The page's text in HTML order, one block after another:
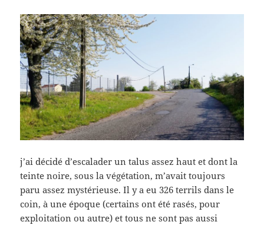
j’ai décidé d’escalader un talus assez haut et dont la
teinte noire, sous la végétation, m’avait toujours
paru assez mystérieuse. Il y a eu 326 terrils dans le
coin, à une époque (certains ont été rasés, pour
exploitation ou autre) et tous ne sont pas aussi